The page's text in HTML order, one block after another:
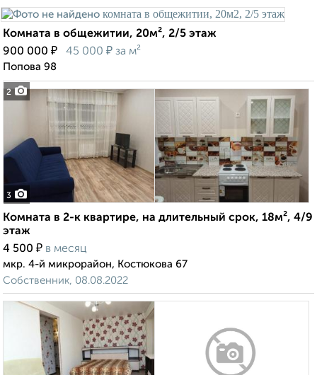
2
Комната в общежитии, 20м², 2/5 этаж
900 000 ₽ 45 000 ₽ за м²
Попова 98
3
Комната в 2-к квартире, на длительный срок, 18м², 4/9
этаж
4 500 ₽ в месяц
мкр. 4-й микрорайон, Костюкова 67
Собственник, 08.08.2022